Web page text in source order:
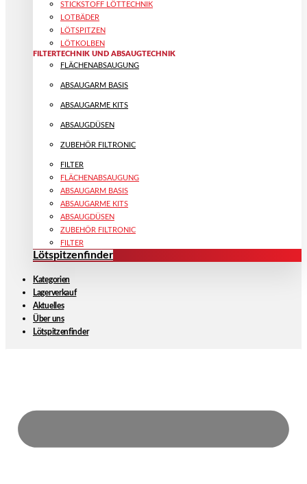
STICKSTOFF LÖTTECHNIK
LOTBÄDER
LÖTSPITZEN
LÖTKOLBEN
FILTERTECHNIK UND ABSAUGTECHNIK
FLÄCHENABSAUGUNG
ABSAUGARM BASIS
ABSAUGARME KITS
ABSAUGDÜSEN
ZUBEHÖR FILTRONIC
FILTER
FLÄCHENABSAUGUNG
ABSAUGARM BASIS
ABSAUGARME KITS
ABSAUGDÜSEN
ZUBEHÖR FILTRONIC
FILTER
Lötspitzenfinder
Kategorien
Lagerverkauf
Aktuelles
Über uns
Lötspitzenfinder